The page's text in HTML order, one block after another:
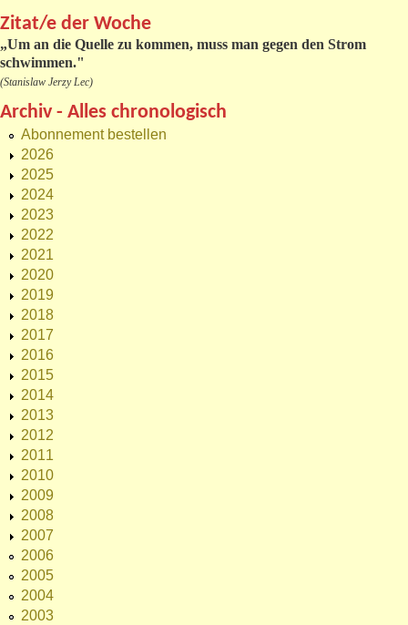
Zitat/e der Woche
„Um an die Quelle zu kommen, muss man gegen den Strom
schwimmen."
(Stanislaw Jerzy Lec)
Archiv - Alles chronologisch
Abonnement bestellen
2026
2025
2024
2023
2022
2021
2020
2019
2018
2017
2016
2015
2014
2013
2012
2011
2010
2009
2008
2007
2006
2005
2004
2003